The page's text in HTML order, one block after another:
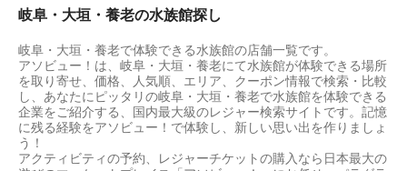
岐阜・大垣・養老の水族館探し
岐阜・大垣・養老で体験できる水族館の店舗一覧です。
アソビュー！は、岐阜・大垣・養老にて水族館が体験できる場所
を取り寄せ、価格、人気順、エリア、クーポン情報で検索・比較
し、あなたにピッタリの岐阜・大垣・養老で水族館を体験できる
企業をご紹介する、国内最大級のレジャー検索サイトです。記憶
に残る経験をアソビュー！で体験し、新しい思い出を作りましょ
う！
アクティビティの予約、レジャーチケットの購入なら日本最大の